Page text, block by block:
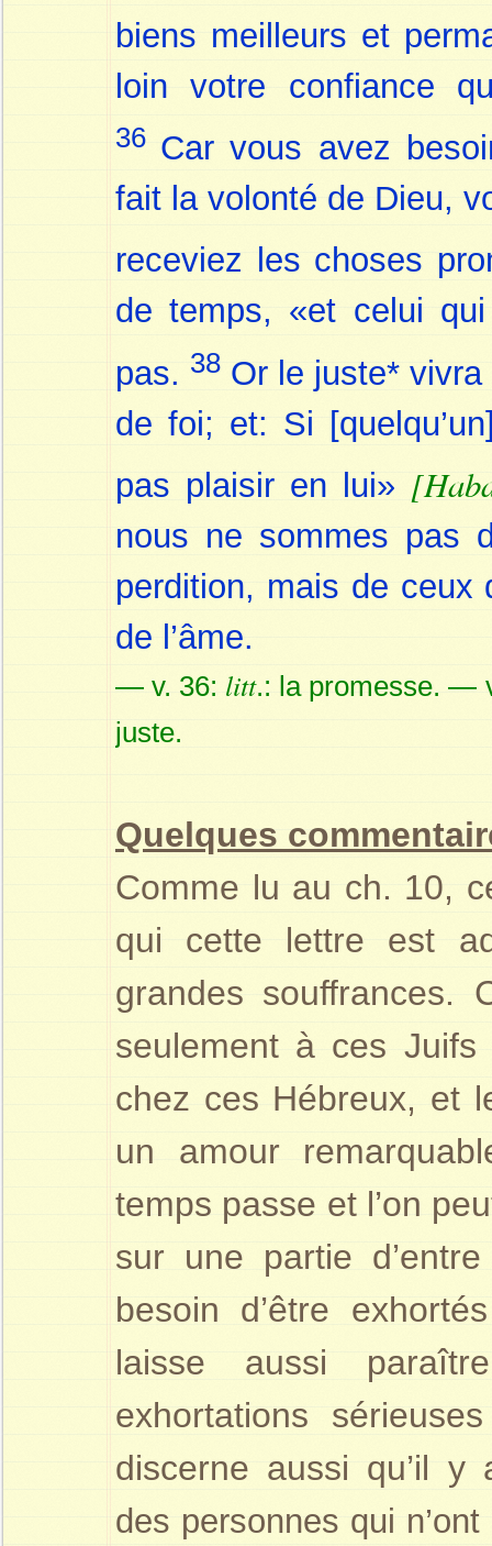
biens meilleurs et
loin votre confiance
36 Car vous avez
fait la volonté de Dieu,
receviez les choses
de temps, «et celui
pas. 38 Or le juste* vivra
de foi; et: Si
pas plaisir en lui»
nous ne sommes pas
perdition, mais de ceux
de l’âme.
— v. 36: litt.: la promesse. —
juste.
Quelques
Comme lu au ch. 10,
qui cette lettre est
grandes souffrances.
seulement à ces
chez ces Hébreux, et
un amour
temps passe et l’on
sur une partie
besoin d’être
laisse aussi
exhortations
discerne aussi qu’il
des personnes qui